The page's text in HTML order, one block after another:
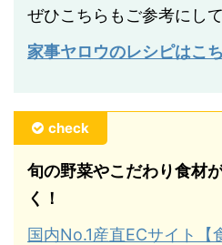
ぜひこちらもご参考にし
家事ヤロウのレシピはこ
check
旬の野菜やこだわり食材
く！
国内No.1産直ECサイト【